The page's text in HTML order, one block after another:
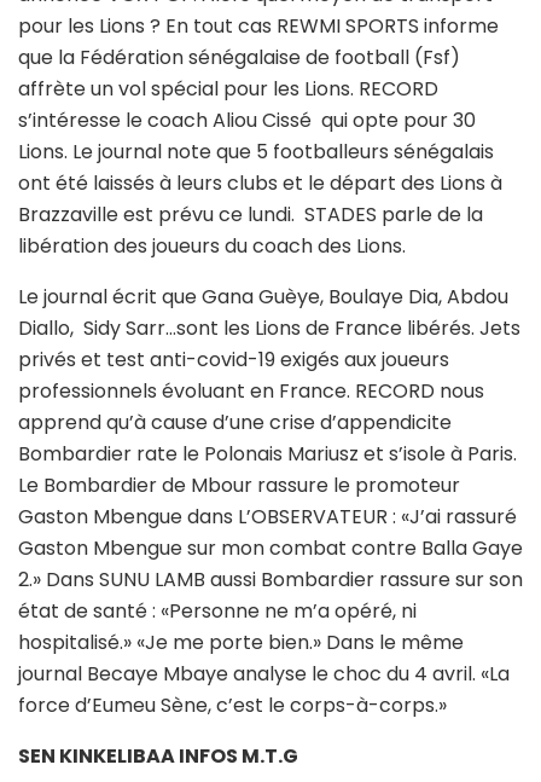
pour les Lions ? En tout cas REWMI SPORTS informe
que la Fédération sénégalaise de football (Fsf)
affrète un vol spécial pour les Lions. RECORD
s’intéresse le coach Aliou Cissé qui opte pour 30
Lions. Le journal note que 5 footballeurs sénégalais
ont été laissés à leurs clubs et le départ des Lions à
Brazzaville est prévu ce lundi. STADES parle de la
libération des joueurs du coach des Lions.
Le journal écrit que Gana Guèye, Boulaye Dia, Abdou
Diallo, Sidy Sarr…sont les Lions de France libérés. Jets
privés et test anti-covid-19 exigés aux joueurs
professionnels évoluant en France. RECORD nous
apprend qu’à cause d’une crise d’appendicite
Bombardier rate le Polonais Mariusz et s’isole à Paris.
Le Bombardier de Mbour rassure le promoteur
Gaston Mbengue dans L’OBSERVATEUR : «J’ai rassuré
Gaston Mbengue sur mon combat contre Balla Gaye
2.» Dans SUNU LAMB aussi Bombardier rassure sur son
état de santé : «Personne ne m’a opéré, ni
hospitalisé.» «Je me porte bien.» Dans le même
journal Becaye Mbaye analyse le choc du 4 avril. «La
force d’Eumeu Sène, c’est le corps-à-corps.»
SEN KINKELIBAA INFOS M.T.G